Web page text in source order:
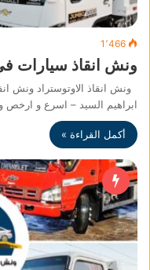
1٬466
ونش انقاذ سيارات
ونش انقاذ الاوتوستراد ونش
ابراهيم السيد – اسرع و ارخص
أكمل القراءة »